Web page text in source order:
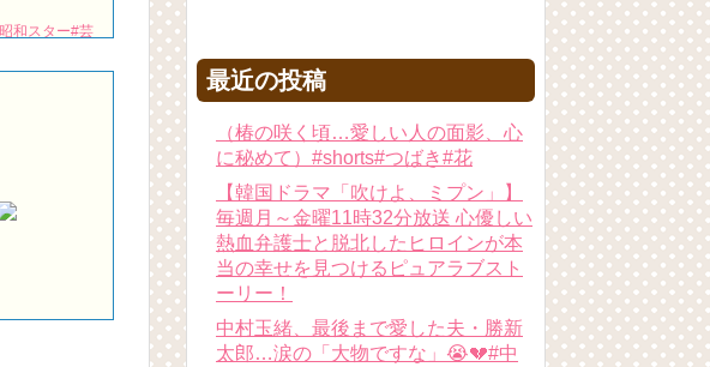
和スター#芸
#piano
TV
먹고 갈래
最近の投稿
（椿の咲く頃…愛しい人の面影、心
に秘めて）#shorts#つばき#花
【韓国ドラマ「吹けよ、ミプン」】
毎週月～金曜11時32分放送 心優しい
熱血弁護士と脱北したヒロインが本
当の幸せを見つけるピュアラブスト
ーリー！
中村玉緒、最後まで愛した夫・勝新
太郎…涙の「大物ですな」😭💔#中